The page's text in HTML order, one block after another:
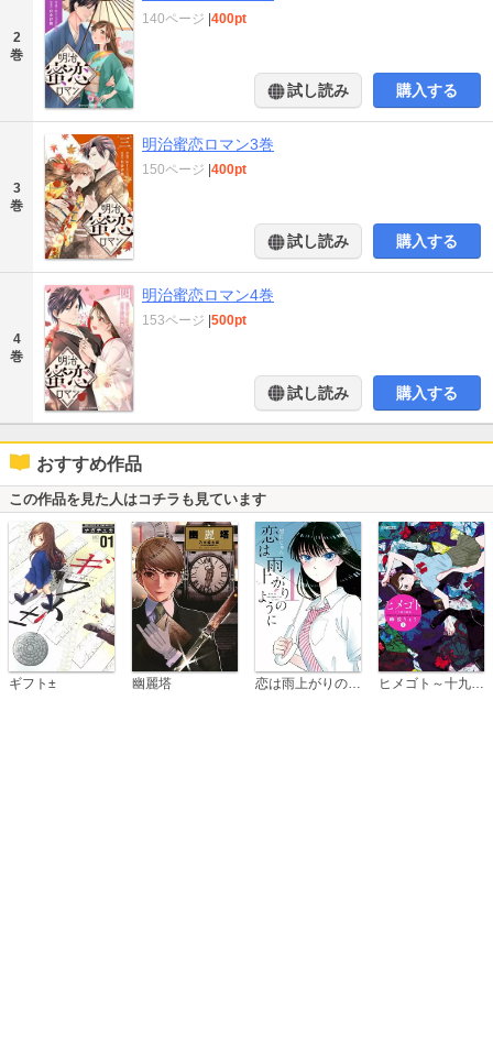
2
巻
140ページ |400pt
試し読み 購入する
3
巻
明治蜜恋ロマン3巻
150ページ |400pt
試し読み 購入する
4
巻
明治蜜恋ロマン4巻
153ページ |500pt
試し読み 購入する
おすすめ作品
この作品を見た人はコチラも見ています
ギフト± 幽麗塔 ヒメゴト～十九歳の制服～